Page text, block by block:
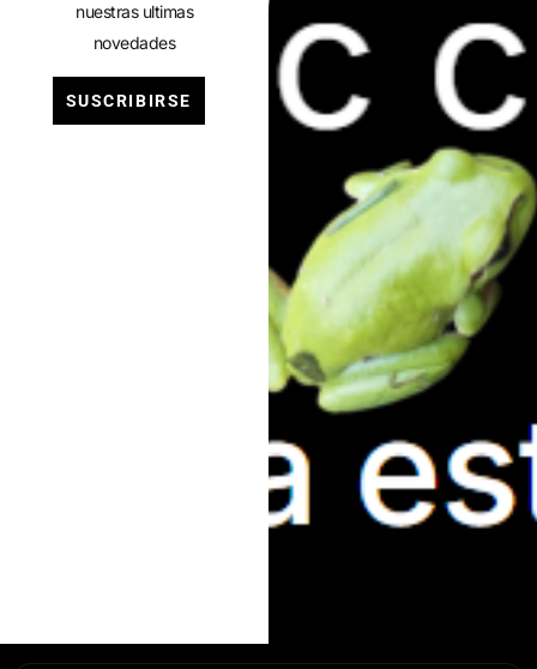
nuestras ultimas
novedades
SUSCRIBIRSE